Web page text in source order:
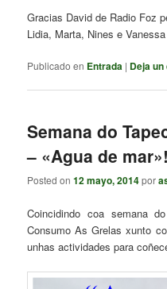
Gracias David de Radio Foz
Lidia, Marta, Nines e
Publicado en Entrada | Deja
Semana do
– «Agua de mar»!
Posted on12 mayo, 2014por
Coincidindo coa semana
Consumo As Grelas xunto
unhas actividades para